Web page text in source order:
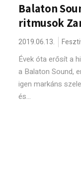
Balaton
ritmusok
2019.06.13.
Évek óta erősít a
a Balaton Sound,
igen markáns
és...